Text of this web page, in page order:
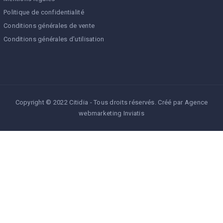
Politique de confidentialité
Conditions générales de vente
Conditions générales d’utilisation
Copyright © 2022 Citidia - Tous droits réservés. Créé par Agence
webmarketing Inviatis